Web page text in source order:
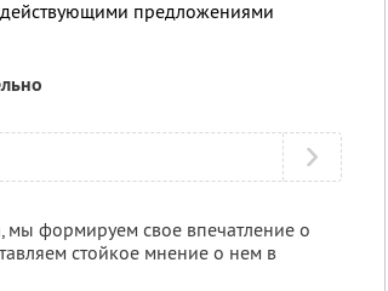
действующими предложениями
мы формируем свое впечатление о
стойкое мнение о нем в